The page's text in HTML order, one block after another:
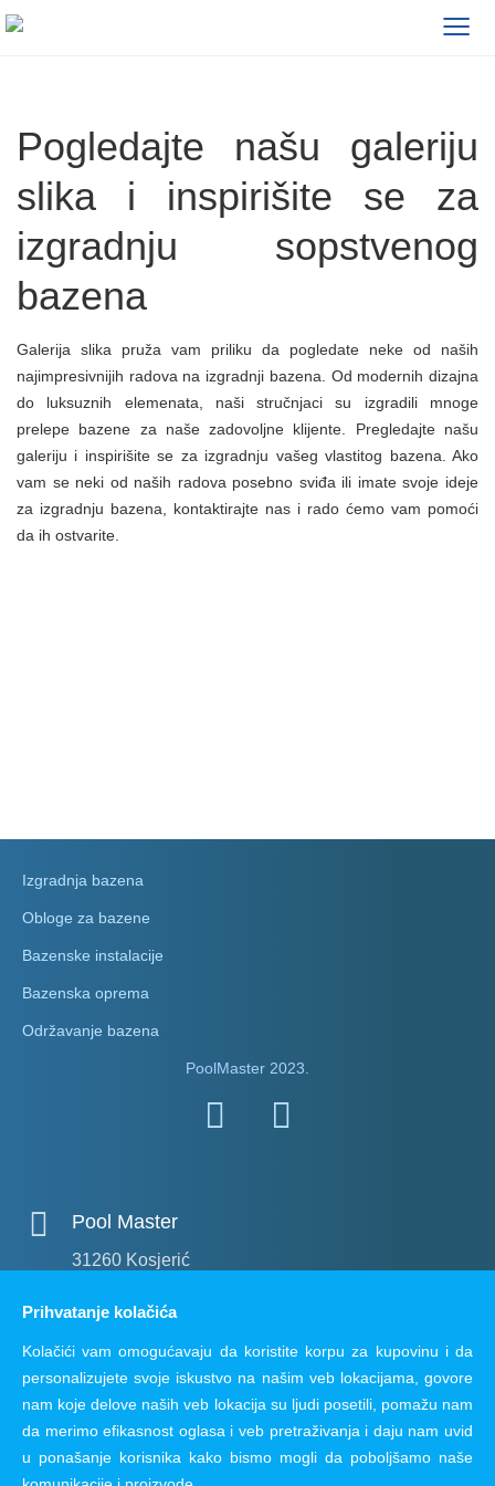
≡
Pogledajte našu galeriju
slika i inspirišite se za
izgradnju sopstvenog
bazena
Galerija slika pruža vam priliku da pogledate neke od naših
najimpresivnijih radova na izgradnji bazena. Od modernih dizajna
do luksuznih elemenata, naši stručnjaci su izgradili mnoge
prelepe bazene za naše zadovoljne klijente. Pregledajte našu
galeriju i inspirišite se za izgradnju vašeg vlastitog bazena. Ako
vam se neki od naših radova posebno sviđa ili imate svoje ideje
za izgradnju bazena, kontaktirajte nas i rado ćemo vam pomoći
da ih ostvarite.
Izgradnja bazena
Obloge za bazene
Bazenske instalacije
Bazenska oprema
Održavanje bazena
PoolMaster 2023.
Pool Master
31260 Kosjerić
E-mail adresa
office@poolmaster.rs
Telefon
063 829 56 13
Prihvatanje kolačića
Kolačići vam omogućavaju da koristite korpu za kupovinu i da
personalizujete svoje iskustvo na našim veb lokacijama, govore
nam koje delove naših veb lokacija su ljudi posetili, pomažu nam
da merimo efikasnost oglasa i veb pretraživanja i daju nam uvid
u ponašanje korisnika kako bismo mogli da poboljšamo naše